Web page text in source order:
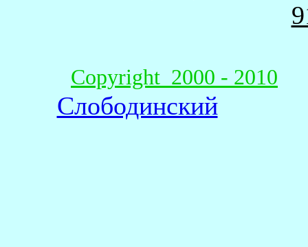
Copyright 2000 - 2010
Слободинский